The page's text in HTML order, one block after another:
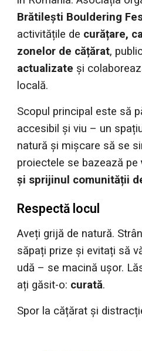
Brătilești Bouldering
activitățile de curățare,
zonelor de cățărat,
actualizate și
locală.
Scopul principal este să
accesibil și viu – un
natură și mișcare să se
proiectele se bazează pe
și sprijinul comunității
Respectă locul
Aveți grijă de natură.
săpați prize și evitați să
udă – se macină ușor.
ați găsit-o: curată.
Spor la cățărat și